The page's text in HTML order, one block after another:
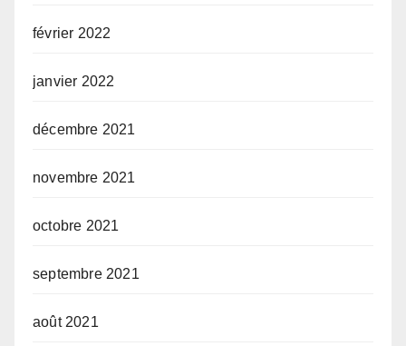
février 2022
janvier 2022
décembre 2021
novembre 2021
octobre 2021
septembre 2021
août 2021